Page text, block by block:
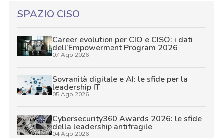
SPAZIO CISO
Career evolution per CIO e CISO: i dati
dell’Empowerment Program 2026
07 Ago 2026
Sovranità digitale e AI: le sfide per la
leadership IT
05 Ago 2026
Cybersecurity360 Awards 2026: le sfide
della leadership antifragile
04 Ago 2026